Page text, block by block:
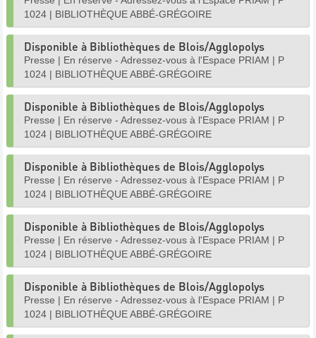
1024 | BIBLIOTHÈQUE ABBÉ-GRÉGOIRE
Disponible à Bibliothèques de Blois/Agglopolys
Presse | En réserve - Adressez-vous à l'Espace PRIAM | P
1024 | BIBLIOTHÈQUE ABBÉ-GRÉGOIRE
Disponible à Bibliothèques de Blois/Agglopolys
Presse | En réserve - Adressez-vous à l'Espace PRIAM | P
1024 | BIBLIOTHÈQUE ABBÉ-GRÉGOIRE
Disponible à Bibliothèques de Blois/Agglopolys
Presse | En réserve - Adressez-vous à l'Espace PRIAM | P
1024 | BIBLIOTHÈQUE ABBÉ-GRÉGOIRE
Disponible à Bibliothèques de Blois/Agglopolys
Presse | En réserve - Adressez-vous à l'Espace PRIAM | P
1024 | BIBLIOTHÈQUE ABBÉ-GRÉGOIRE
Disponible à Bibliothèques de Blois/Agglopolys
Presse | En réserve - Adressez-vous à l'Espace PRIAM | P
1024 | BIBLIOTHÈQUE ABBÉ-GRÉGOIRE